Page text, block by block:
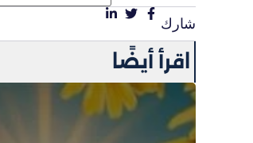
شارك
اقرأ أيضًا